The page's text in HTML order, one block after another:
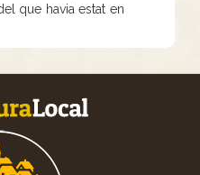
que havia estat en